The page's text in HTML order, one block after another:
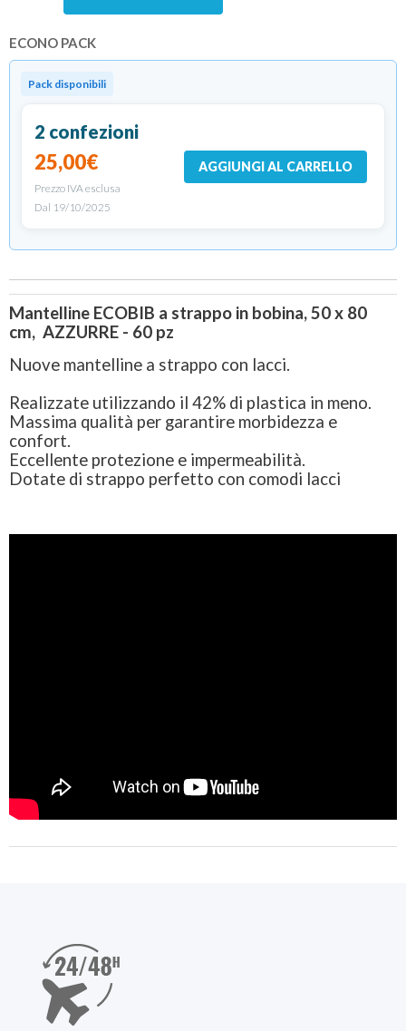
ECONO PACK
Pack disponibili
2 confezioni
25,00€
Prezzo IVA esclusa
Dal 19/10/2025
AGGIUNGI AL CARRELLO
Mantelline ECOBIB a strappo in bobina, 50 x 80
cm, AZZURRE - 60 pz
Nuove mantelline a strappo con lacci.
Realizzate utilizzando il 42% di plastica in meno.
Massima qualità per garantire morbidezza e
confort.
Eccellente protezione e impermeabilità.
Dotate di strappo perfetto con comodi lacci